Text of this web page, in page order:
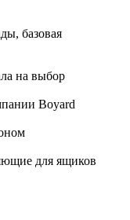
базовая
на выбор
Boyard
для ящиков